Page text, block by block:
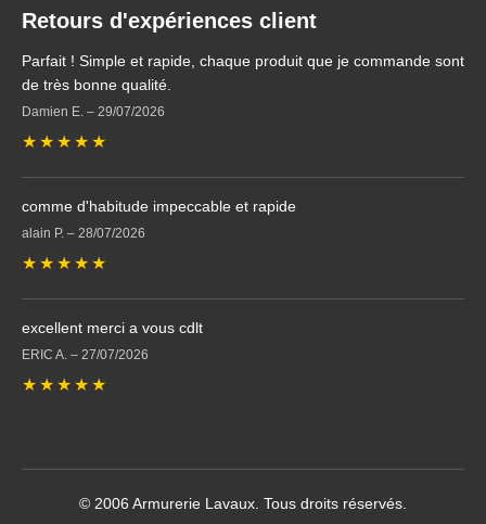
Retours d'expériences client
Parfait ! Simple et rapide, chaque produit que je commande sont
de très bonne qualité.
Damien E. – 29/07/2026
★ ★ ★ ★ ★
comme d'habitude impeccable et rapide
alain P. – 28/07/2026
★ ★ ★ ★ ★
excellent merci a vous cdlt
ERIC A. – 27/07/2026
★ ★ ★ ★ ★
© 2006 Armurerie Lavaux. Tous droits réservés.